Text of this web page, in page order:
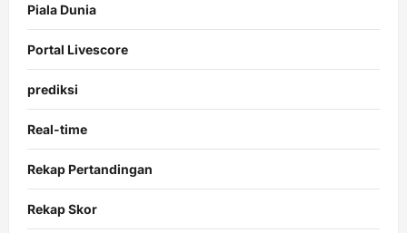
Piala Dunia
Portal Livescore
prediksi
Real-time
Rekap Pertandingan
Rekap Skor